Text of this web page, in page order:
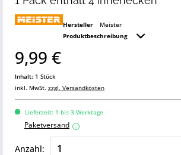
Hersteller
Meister
Produktbeschreibung
9,99 €
Inhalt: 1 Stück
inkl. MwSt. zzgl. Versandkosten
Lieferzeit: 1 bis 3 Werktage
Paketversand i
Anzahl: